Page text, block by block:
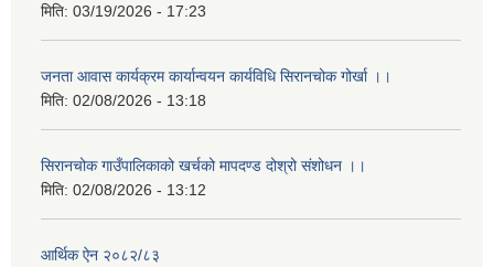
मिति: 03/19/2026 - 17:23
जनता आवास कार्यक्रम कार्यान्वयन कार्यविधि सिरानचोक गोर्खा ।।
मिति: 02/08/2026 - 13:18
सिरानचोक गाउँपालिकाको खर्चको मापदण्ड दोश्रो संशोधन ।।
मिति: 02/08/2026 - 13:12
आर्थिक ऐन २०८२/८३